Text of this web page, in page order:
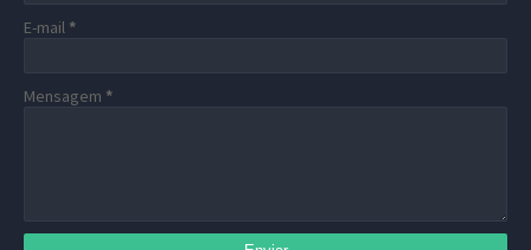
E-mail *
Mensagem *